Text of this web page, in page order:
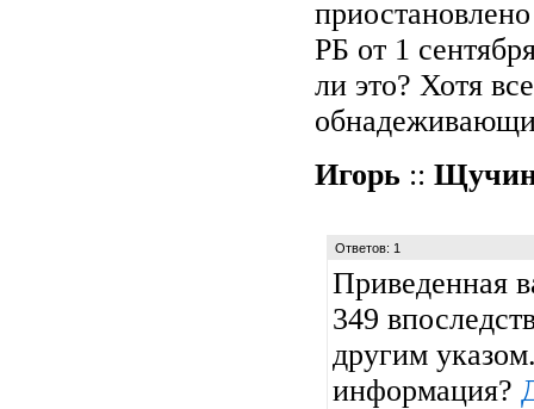
РБ от 1
ли это? Хотя
Игорь ::
Ответов: 1
Приведенная
349
другим
информация?